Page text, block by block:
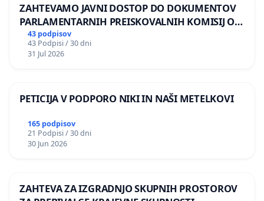
ZAHTEVAMO JAVNI DOSTOP DO DOKUMENTOV
PARLAMENTARNIH PREISKOVALNIH KOMISIJ O
ILEGALNI TRGOVINI Z OROŽJEM
43 podpisov
43 Podpisi / 30 dni
31 Jul 2026
PETICIJA V PODPORO NIKI IN NAŠI METELKOVI
165 podpisov
21 Podpisi / 30 dni
30 Jun 2026
ZAHTEVA ZA IZGRADNJO SKUPNIH PROSTOROV